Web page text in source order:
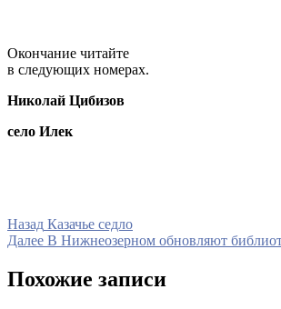
Окончание читайте
в следующих номерах.
Николай Цибизов
село Илек
Навигация
по
записям
Назад Предыдущая
запись
Казачье седло
Далее Следующая
В Нижнеозерном обновляют
Похожие записи